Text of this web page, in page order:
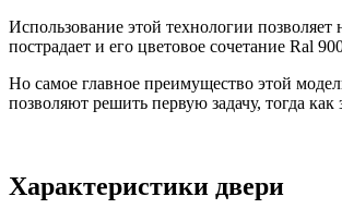
Использование этой технологии
пострадает и его цветовое сочетание Ral
Но самое главное преимущество этой
позволяют решить первую задачу, тогда
Характеристики двери